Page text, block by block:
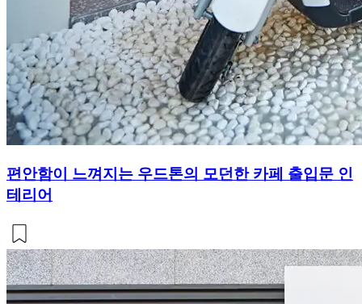
편안함이 느껴지는 우드톤의 모던한 카페 출입문 인
테리어